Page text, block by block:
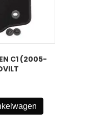
C1 (2005-